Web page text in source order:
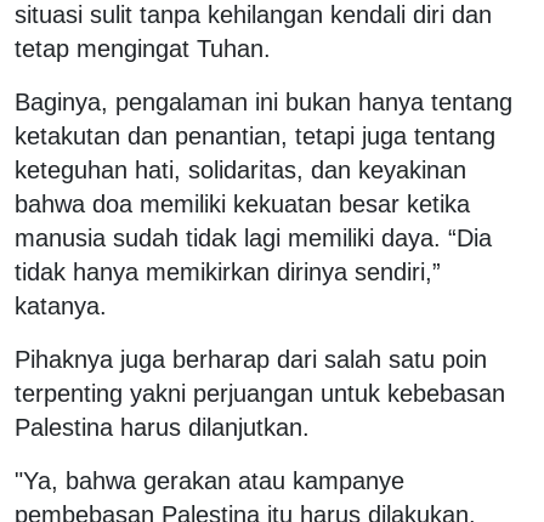
situasi sulit tanpa kehilangan kendali diri dan
tetap mengingat Tuhan.
Baginya, pengalaman ini bukan hanya tentang
ketakutan dan penantian, tetapi juga tentang
keteguhan hati, solidaritas, dan keyakinan
bahwa doa memiliki kekuatan besar ketika
manusia sudah tidak lagi memiliki daya. “Dia
tidak hanya memikirkan dirinya sendiri,”
katanya.
Pihaknya juga berharap dari salah satu poin
terpenting yakni perjuangan untuk kebebasan
Palestina harus dilanjutkan.
"Ya, bahwa gerakan atau kampanye
pembebasan Palestina itu harus dilakukan.